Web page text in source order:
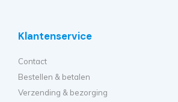
Klantenservice
Contact
Bestellen & betalen
Verzending & bezorging